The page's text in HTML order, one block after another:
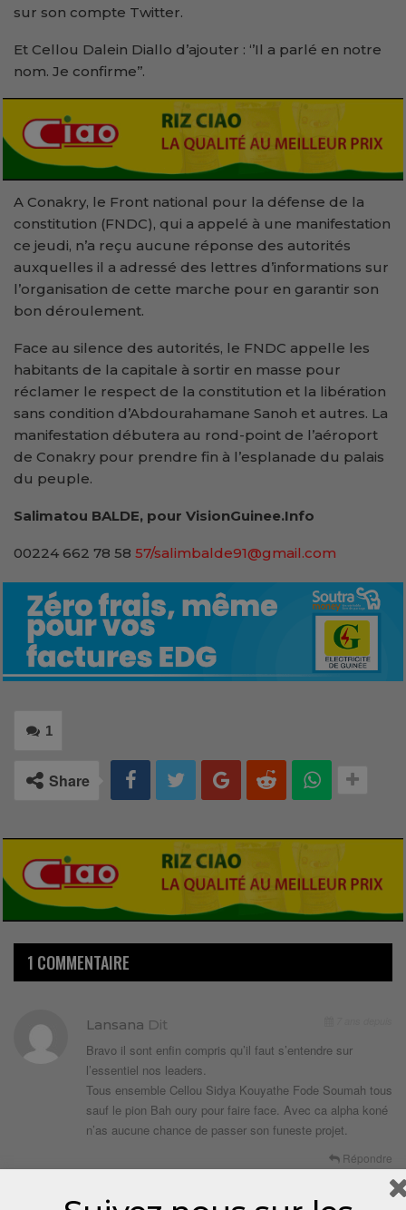
sur son compte Twitter.
Et Cellou Dalein Diallo d’ajouter : ‘’Il a parlé en notre
nom. Je confirme’’.
A Conakry, le Front national pour la défense de la
constitution (FNDC), qui a appelé à une manifestation
ce jeudi, n’a reçu aucune réponse des autorités
auxquelles il a adressé des lettres d’informations sur
l’organisation de cette marche pour en garantir son
bon déroulement.
Face au silence des autorités, le FNDC appelle les
habitants de la capitale à sortir en masse pour
réclamer le respect de la constitution et la libération
sans condition d’Abdourahamane Sanoh et autres. La
manifestation débutera au rond-point de l’aéroport
de Conakry pour prendre fin à l’esplanade du palais
du peuple.
Salimatou BALDE, pour VisionGuinee.Info
00224 662 78 58 57/salimbalde91@gmail.com
1
Share
1 COMMENTAIRE
Lansana Dit
Bravo il sont enfin compris qu’il faut s’entendre sur
l’essentiel nos leaders.
Tous ensemble Cellou Sidya Kouyathe Fode Soumah tous
sauf le pion Bah oury pour faire face. Avec ca alpha koné
n’as aucune chance de passer son funeste projet.
Répondre